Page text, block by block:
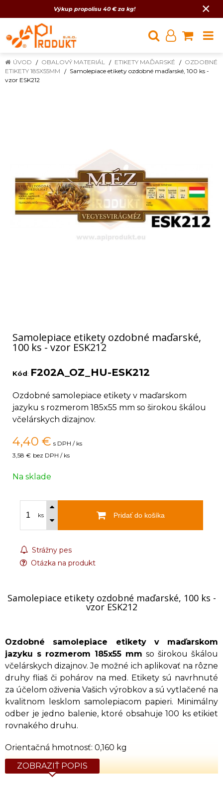
Výkup propolisu 40 € za kg! ×
ÚVOD OBALOVÝ MATERIÁL ETIKETY MAĎARSKÉ
OZDOBNÉ
ETIKETY 185X55MM
Samolepiace etikety ozdobné maďarské, 100 ks -
vzor ESK212
Samolepiace etikety ozdobné maďarské,
100 ks - vzor ESK212
Kód: F202A_OZ_HU-ESK212
Ozdobné samolepiace etikety v maďarskom
jazyku s rozmerom 185x55 mm so širokou škálou
včelárskych dizajnov.
4,40 € s DPH / ks
3,58 € bez DPH / ks
Na sklade
ks Pridať do košíka
Strážny pes
Otázka na produkt
Samolepiace etikety ozdobné maďarské, 100 ks -
vzor ESK212
Ozdobné samolepiace etikety v maďarskom
jazyku s rozmerom 185x55 mm so širokou škálou
včelárskych dizajnov. Je možné ich aplikovať na rôzne
druhy fliaš či pohárov na med. Etikety sú navrhnuté
za účelom oživenia Vašich výrobkov a sú vytlačené na
kvalitnom lesklom samolepiacom papieri. Minimálny
odber je jedno balenie, ktoré obsahuje 100 ks etikiet
rovnakého druhu.
Orientačná hmotnosť: 0,160 kg
ZOBRAZIŤ POPIS